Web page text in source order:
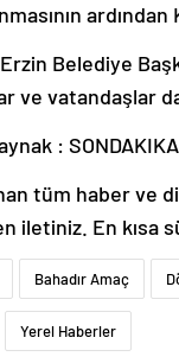
Belediye
ve vatandaşlar da
:
tüm haber ve
iletiniz. En kısa
Bahadır Amaç
Yerel Haberler